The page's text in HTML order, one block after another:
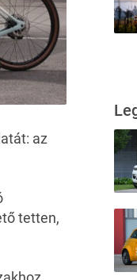
az
tetten,